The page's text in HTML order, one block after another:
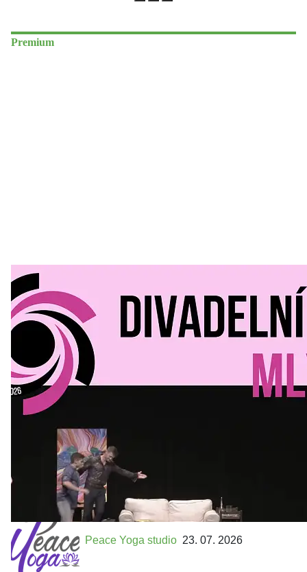
Premium
Divadelní Mlýn 30. 07. 2026
Kultura a volný čas
Divadelní mlýn. 15. až 18. října KD
MLEJN. Vstupenky již v prodeji.
Přijďte na přátelský festival divadla a inspirace 15. až 18.
října 2026 Vstupenky již v prodeji na GOOUT -
https://divadelnimlyn.cz/vstupenky Představ si čtyři dny
Peace Yoga studio 23. 07. 2026